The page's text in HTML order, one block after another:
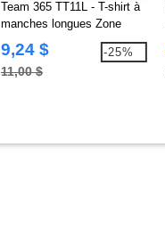
Team 365 TT11L - T-shirt à
manches longues Zone
Performance pour hommes
9,24 $
11,00 $
-25%